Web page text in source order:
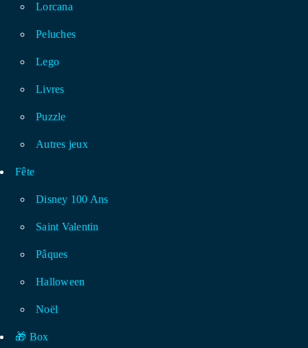
Lorcana
Peluches
Lego
Livres
Puzzle
Autres jeux
Fête
Disney 100 Ans
Saint Valentin
Pâques
Halloween
Noël
🎁 Box